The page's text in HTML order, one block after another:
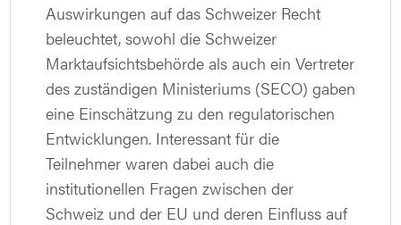
Auswirkungen auf das Schweizer Recht
beleuchtet, sowohl die Schweizer
Marktaufsichtsbehörde als auch ein Vertreter
des zuständigen Ministeriums (SECO) gaben
eine Einschätzung zu den regulatorischen
Entwicklungen. Interessant für die
Teilnehmer waren dabei auch die
institutionellen Fragen zwischen der
Schweiz und der EU und deren Einfluss auf